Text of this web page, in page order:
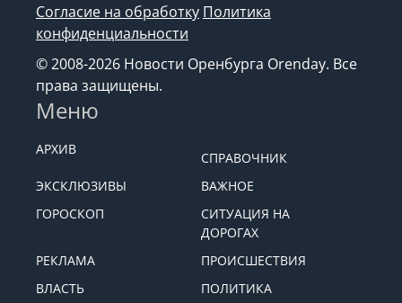
Согласие на обработку Политика
конфиденциальности
© 2008-2026 Новости Оренбурга Orenday. Все
права защищены.
Меню
АРХИВ
СПРАВОЧНИК
ЭКСКЛЮЗИВЫ
ВАЖНОЕ
ГОРОСКОП
СИТУАЦИЯ НА
ДОРОГАХ
РЕКЛАМА
ПРОИСШЕСТВИЯ
ВЛАСТЬ
ПОЛИТИКА